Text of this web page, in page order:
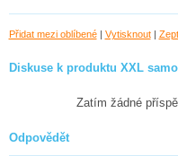
Přidat mezi oblíbené| Vytisknout|
Diskuse k produktu XXL
Zatím žádné
Odpovědět